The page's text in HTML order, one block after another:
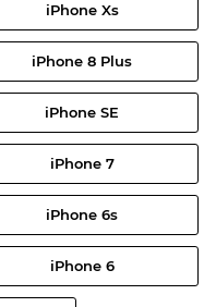
iPhone Xs
iPhone 8 Plus
iPhone SE
iPhone 7
iPhone 6s
iPhone 6